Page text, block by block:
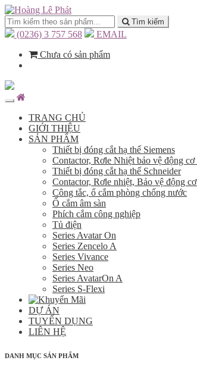
Tìm kiếm
(0236) 3 757 568
EMAIL
Chưa có sản phẩm
TRANG CHỦ
GIỚI THIỆU
SẢN PHẨM
Thiết bị đóng cắt hạ thế Siemens
Contactor, Rơle Nhiệt bảo vệ động cơ
Thiết bị đóng cắt hạ thế Schneider
Contactor, Rơle nhiệt, Bảo vệ động
Công tắc, ổ cắm phòng chống nước
Ổ cắm âm sàn
Phích cắm công nghiệp
Tủ điện
Series Avatar On
Series Zencelo A
Series Vivance
Series Neo
Series AvatarOn A
Series S-Flexi
DỰ ÁN
TUYỂN DỤNG
LIÊN HỆ
DANH MỤC SẢN PHẨM